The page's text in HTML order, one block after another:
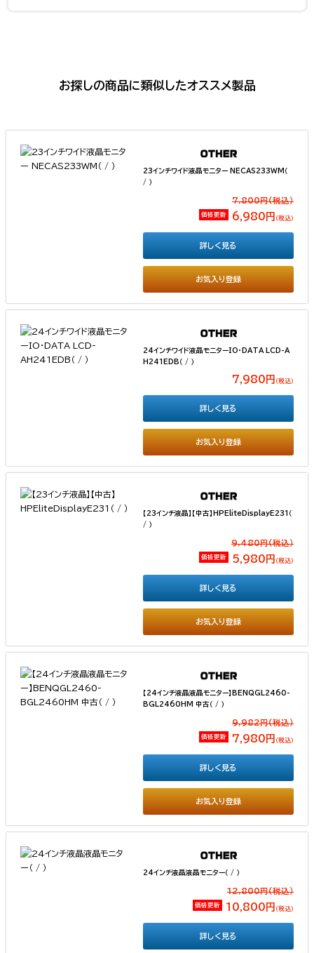
お探しの商品に類似したオススメ製品
23インチワイド液晶モニター NECAS233WM（
/ ）
7,800円(税込）
価格更新 6,980円 （税込）
お気入り登録
詳しく見る
24インチワイド液晶モニターIO・DATA LCD-A
H241EDB（ / ）
7,980円 （税込）
お気入り登録
詳しく見る
【23インチ液晶】【中古】HPEliteDisplayE231（
/ ）
9,480円(税込）
価格更新 5,980円 （税込）
お気入り登録
詳しく見る
【24インチ液晶液晶モニター】BENQGL2460-
BGL2460HM 中古（ / ）
9,982円(税込）
価格更新 7,980円 （税込）
お気入り登録
詳しく見る
24インチ液晶液晶モニター（ / ）
12,800円(税込）
価格更新 10,800円 （税込）
詳しく見る